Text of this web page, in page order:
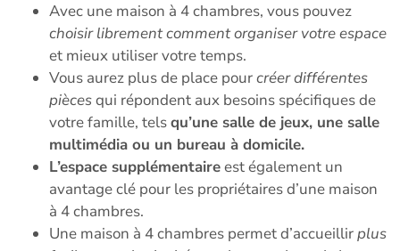
Avec une maison à 4 chambres, vous pouvez
choisir librement comment organiser votre espace
et mieux utiliser votre temps.
Vous aurez plus de place pourcréer différentes
piècesqui répondent aux besoins spécifiques de
votre famille, telsqu’une salle de jeux, une salle
multimédia ou un bureau à domicile.
L’espace supplémentaireest également un
avantage clé pour les propriétaires d’une maison
à 4 chambres.
Une maison à 4 chambres permet d’accueillirplus